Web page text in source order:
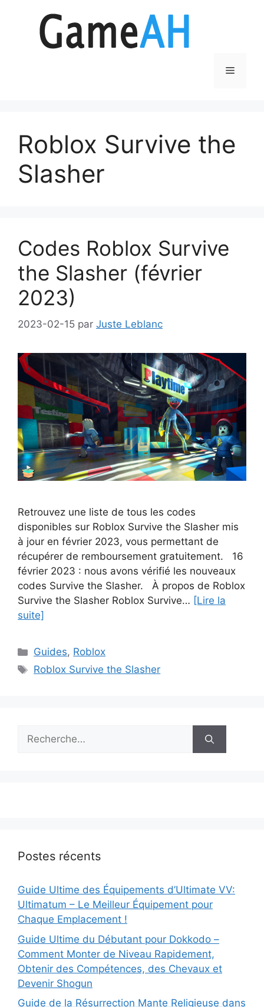
Menu
Roblox Survive the
Slasher
Codes Roblox Survive
the Slasher (février
2023)
2023-02-15 par Juste Leblanc
Retrouvez une liste de tous les codes
disponibles sur Roblox Survive the Slasher mis
à jour en février 2023, vous permettant de
récupérer de remboursement gratuitement. 16
février 2023 : nous avons vérifié les nouveaux
codes Survive the Slasher. À propos de Roblox
Survive the Slasher Roblox Survive… [Lire la
suite]
Catégories
Guides, Roblox
Étiquettes
Roblox Survive the Slasher
Rechercher :
Postes récents
Guide Ultime des Équipements d’Ultimate VV:
Ultimatum – Le Meilleur Équipement pour
Chaque Emplacement !
Guide Ultime du Débutant pour Dokkodo –
Comment Monter de Niveau Rapidement,
Obtenir des Compétences, des Chevaux et
Devenir Shogun
Guide de la Résurrection Mante Religieuse dans